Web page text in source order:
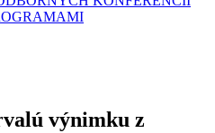
výnimku z